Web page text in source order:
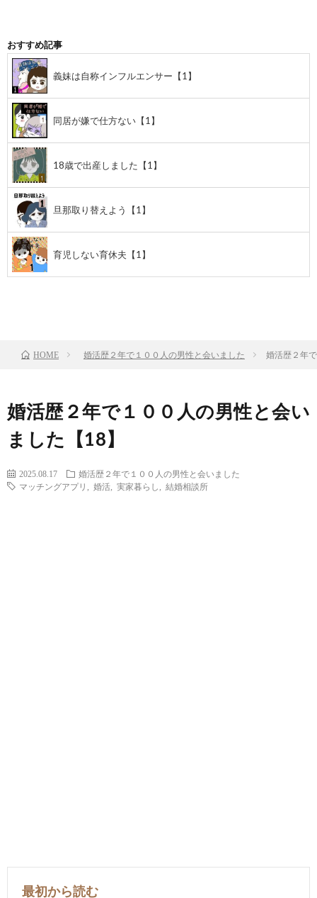
おすすめ記事
義妹は自称インフルエンサー【1】
同居が嫌で仕方ない【1】
18歳で出産しました【1】
旦那取り替えよう【1】
育児しない育休夫【1】
HOME 婚活歴２年で１００人の男性と会いました 婚活歴２年
婚活歴２年で１００人の男性と会い
ました【18】
2025.08.17
婚活歴２年で１００人の男性と会いました
マッチングアプリ
婚活 実家暮らし 結婚相談所
最初から読む